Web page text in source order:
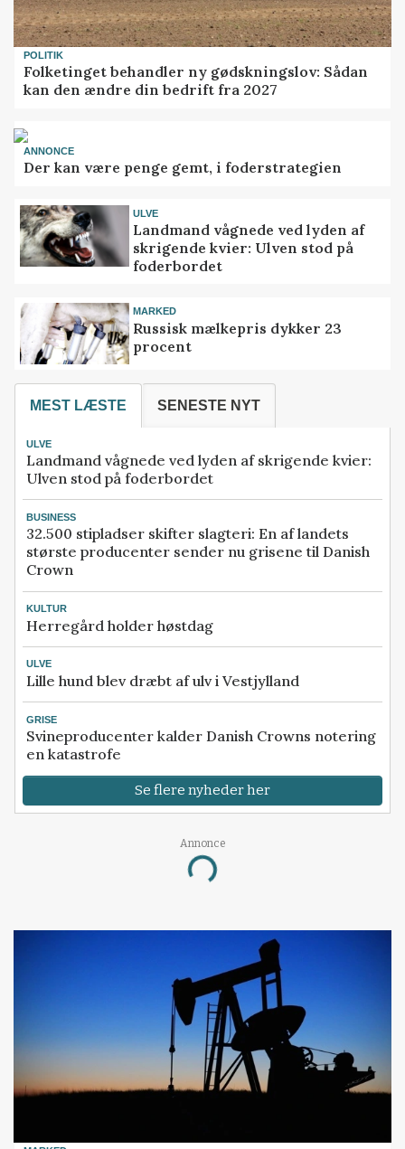
POLITIK
Folketinget behandler ny gødskningslov: Sådan
kan den ændre din bedrift fra 2027
ANNONCE
Der kan være penge gemt, i foderstrategien
ULVE
Landmand vågnede ved lyden af
skrigende kvier: Ulven stod på
foderbordet
MARKED
Russisk mælkepris dykker 23
procent
MEST LÆSTE SENESTE NYT
ULVE
Landmand vågnede ved lyden af skrigende kvier:
Ulven stod på foderbordet
BUSINESS
32.500 stipladser skifter slagteri: En af landets
største producenter sender nu grisene til Danish
Crown
KULTUR
Herregård holder høstdag
ULVE
Lille hund blev dræbt af ulv i Vestjylland
GRISE
Svineproducenter kalder Danish Crowns notering
en katastrofe
Se flere nyheder her
Annonce
Loading...